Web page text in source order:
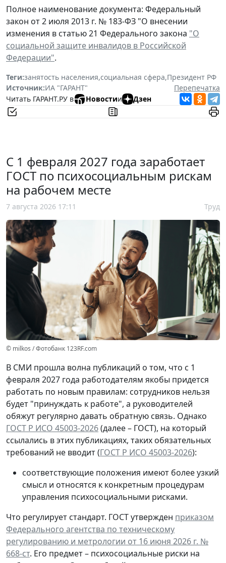
Полное наименование документа: Федеральный
закон от 2 июля 2013 г. № 183-ФЗ "О внесении
изменения в статью 21 Федерального закона "О
социальной защите инвалидов в Российской
Федерации".
Теги:занятость населения,социальная сфера,Президент РФ
Источник:ИА "ГАРАНТ"
Перепечатка
Читать ГАРАНТ.РУ в
Новостии Дзен
С 1 февраля 2027 года заработает
ГОСТ по психосоциальным рискам
на рабочем месте
7 августа 2026 17:11 Труд
© milkos / Фотобанк 123RF.com
В СМИ прошла волна публикаций о том, что с 1
февраля 2027 года работодателям якобы придется
работать по новым правилам: сотрудников нельзя
будет "принуждать к работе", а руководителей
обяжут регулярно давать обратную связь. Однако
ГОСТ Р ИСО 45003-2026(далее – ГОСТ), на который
ссылались в этих публикациях, таких обязательных
требований не вводит (ГОСТ Р ИСО 45003-2026):
соответствующие положения имеют более узкий
смысл и относятся к конкретным процедурам
управления психосоциальными рисками.
Что регулирует стандарт. ГОСТ утвержден приказом
Федерального агентства по техническому
регулированию и метрологии от 16 июня 2026 г. №
668-ст. Его предмет – психосоциальные риски на